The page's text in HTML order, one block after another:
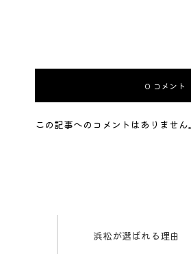
0 コメント
この記事へのコメントはありません。
浜松が選ばれる理由